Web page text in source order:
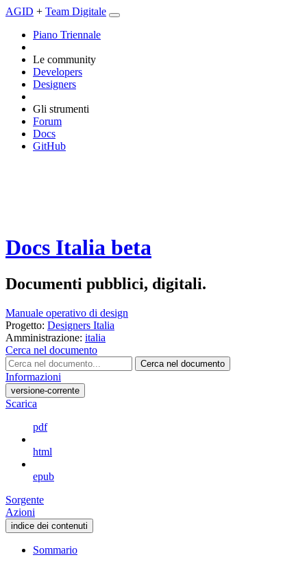
AGID + Team Digitale
Piano Triennale
Le community
Developers
Designers
Gli strumenti
Forum
Docs
GitHub
Docs Italia beta
Documenti pubblici, digitali.
Manuale operativo di design
Progetto: Designers Italia
Amministrazione: italia
Cerca nel documento
Cerca nel documento
Informazioni
versione-corrente
Scarica
pdf
html
epub
Sorgente
Azioni
indice dei contenuti
Sommario